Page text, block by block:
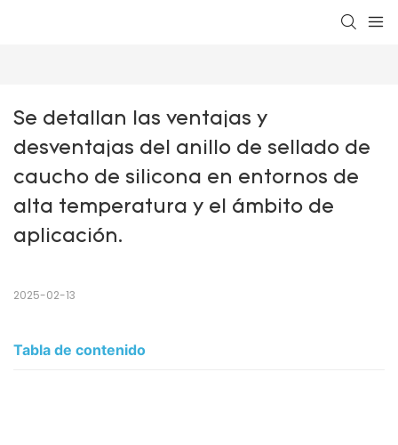
Se detallan las ventajas y
desventajas del anillo de sellado de
caucho de silicona en entornos de
alta temperatura y el ámbito de
aplicación.
2025-02-13
Tabla de contenido